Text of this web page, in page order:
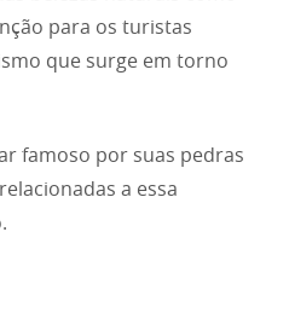
para os turistas
que surge em torno
famoso por suas pedras
a essa